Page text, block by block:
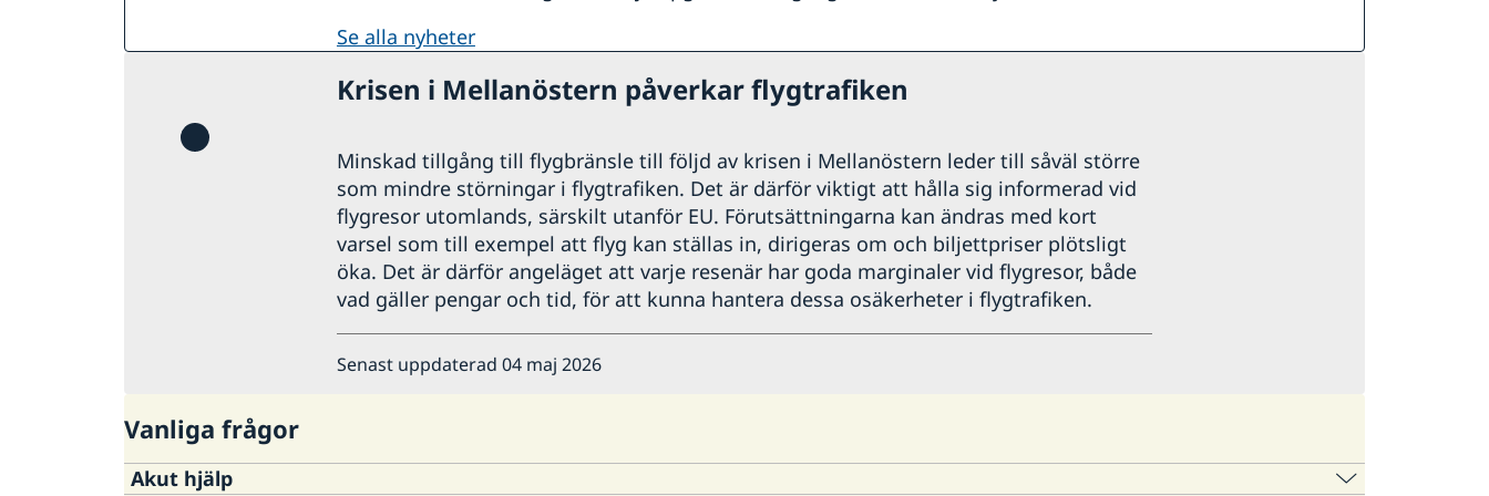
se alla nyheter
Krisen i Mellanöstern påverkar flygtrafiken
Minskad tillgång till flygbränsle till följd av krisen i Mellanöstern leder till såväl större
som mindre störningar i flygtrafiken. Det är därför viktigt att hålla sig informerad vid
flygresor utomlands, särskilt utanför EU. Förutsättningarna kan ändras med kort
varsel som till exempel att flyg kan ställas in, dirigeras om och biljettpriser plötsligt
öka. Det är därför angeläget att varje resenär har goda marginaler vid flygresor, både
vad gäller pengar och tid, för att kunna hantera dessa osäkerheter i flygtrafiken.
Senast uppdaterad 04 maj 2026
Vanliga frågor
Akut hjälp